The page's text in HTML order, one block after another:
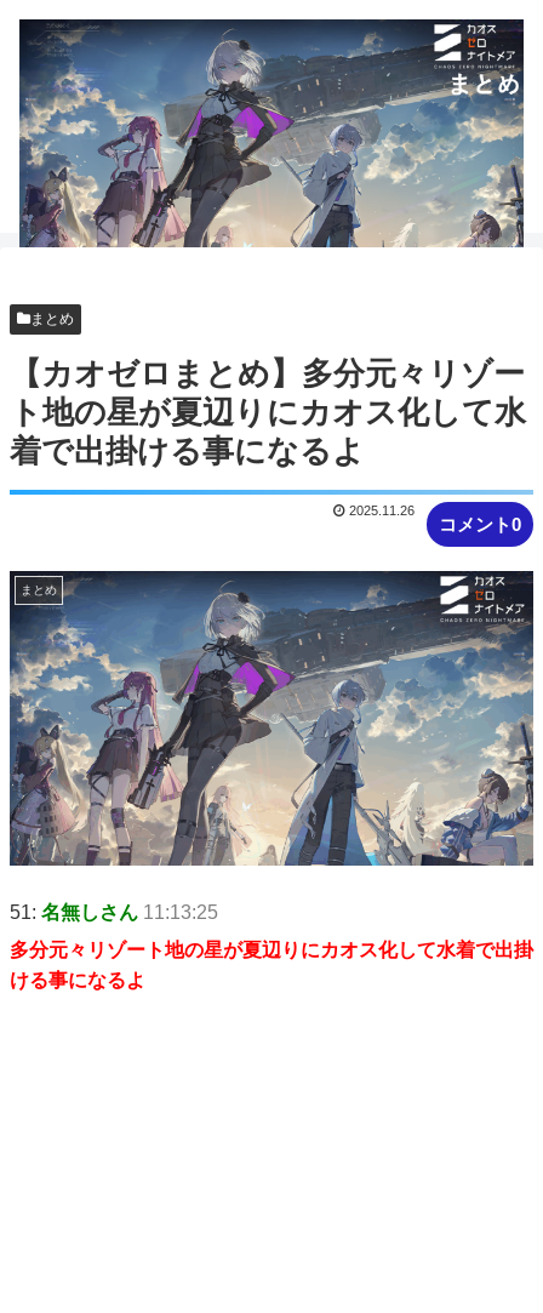
まとめ
【カオゼロまとめ】多分元々リゾー
ト地の星が夏辺りにカオス化して水
着で出掛ける事になるよ
コメント0
2025.11.26
まとめ
51: 名無しさん 11:13:25
多分元々リゾート地の星が夏辺りにカオス化して水着で出掛
ける事になるよ